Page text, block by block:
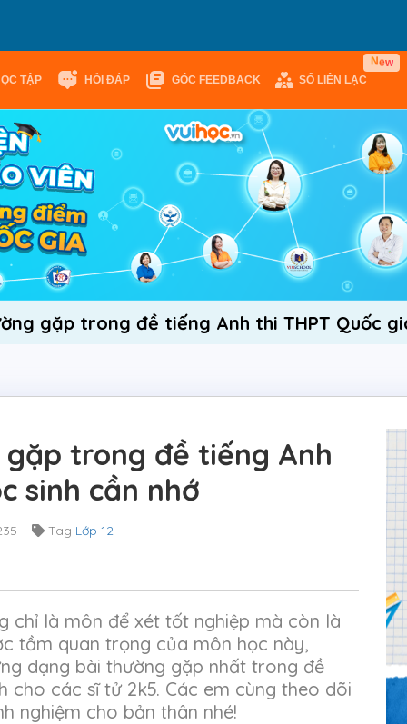
TẬP HỎI ĐÁP GÓC FEEDBACK SỔ LIÊN LẠC
New
gặp trong đề tiếng Anh thi THPT Quốc
trong đề tiếng Anh
sinh cần nhớ
Tag Lớp 12
chỉ là môn để xét tốt nghiệp mà còn là
tầm quan trọng của môn học này,
dạng bài thường gặp nhất trong đề
cho các sĩ tử 2k5. Các em cùng theo dõi
nghiệm cho bản thân nhé!